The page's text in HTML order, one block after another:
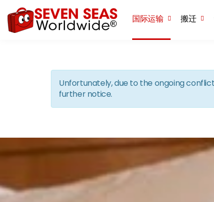
国际运输 搬迁
Unfortunately, due to the ongoing
further notice.